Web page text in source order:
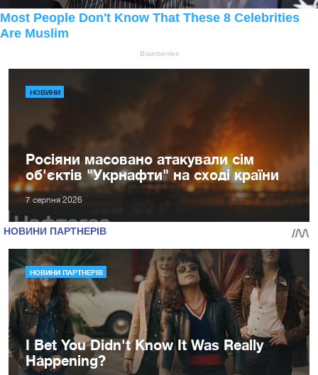
НОВИНИ
Росіяни масовано атакували сім
об'єктів "Укрнафти" на сході країни
7 серпня 2026